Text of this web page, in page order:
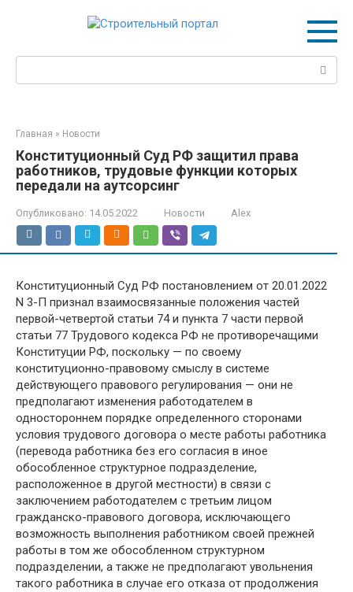
Поиск:
Главная » Новости
Конституционный Суд РФ защитил права
работников, трудовые функции которых
передали на аутсорсинг
Опубликовано: 14.05.2022 Новости Alex
Конституционный Суд РФ постановлением от 20.01.2022
N 3-П признал взаимосвязанные положения частей
первой-четвертой статьи 74 и пункта 7 части первой
статьи 77 Трудового кодекса РФ не противоречащими
Конституции РФ, поскольку — по своему
конституционно-правовому смыслу в системе
действующего правового регулирования — они не
предполагают изменения работодателем в
одностороннем порядке определенного сторонами
условия трудового договора о месте работы работника
(перевода работника без его согласия в иное
обособленное структурное подразделение,
расположенное в другой местности) в связи с
заключением работодателем с третьим лицом
гражданско-правового договора, исключающего
возможность выполнения работником своей прежней
работы в том же обособленном структурном
подразделении, а также не предполагают увольнения
такого работника в случае его отказа от продолжения